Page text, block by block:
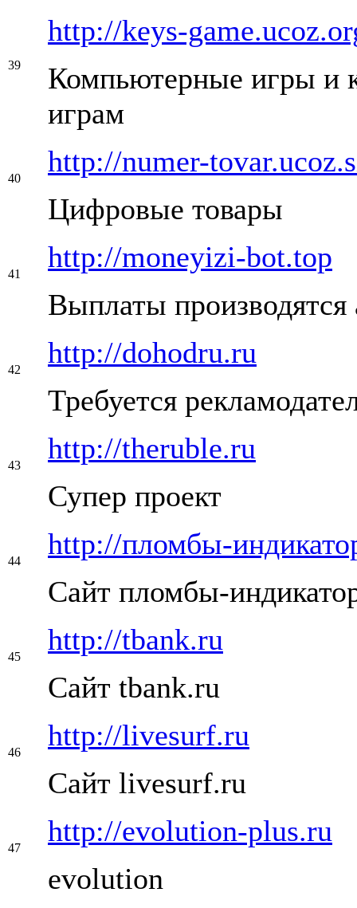
39
http://keys-
Компьютерные игры и
играм
40
http://numer-
Цифровые товары
41
http://moneyizi-bot.top
Выплаты производятся
42
http://dohodru.ru
Требуется
43
http://theruble.ru
Супер проект
44
http://пломбы-
Сайт пломбы-
45
http://tbank.ru
Сайт tbank.ru
46
http://livesurf.ru
Сайт livesurf.ru
47
http://evolution-plus.ru
evolution